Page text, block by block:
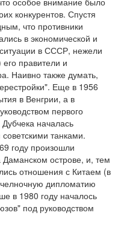
конкурентов. Спустя
что противники
в экономической и
в СССР, нежели
правители и
Наивно также думать,
Еще в 1956
в Венгрии, а в
первого
началась
танками.
году произошли
острове, и, тем
отношения с Китаем (в
дипломатию
в 1980 году началось
под руководством